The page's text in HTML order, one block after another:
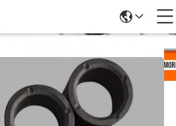
Des Produits